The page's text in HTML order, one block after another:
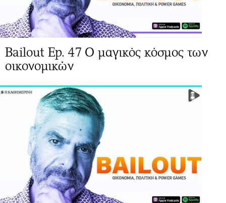
Bailout Ep. 47 Ο μαγικός κόσμος των
οικονομικών